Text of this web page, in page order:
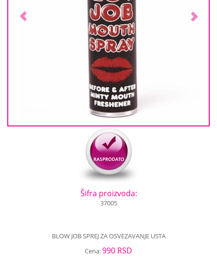
Šifra proizvoda:
37005
BLOW JOB SPREJ ZA OSVEZAVANJE USTA
Cena:990 RSD